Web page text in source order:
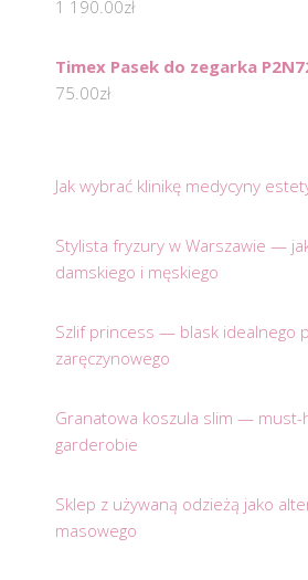
1 190.00zł
Timex Pasek do zegarka
75.00zł
Jak wybrać klinikę medycyny
Stylista fryzury w Warszawie —
damskiego i męskiego
Szlif princess — blask idealnego
zaręczynowego
Granatowa koszula slim — must-
garderobie
Sklep z używaną odzieżą jako
masowego